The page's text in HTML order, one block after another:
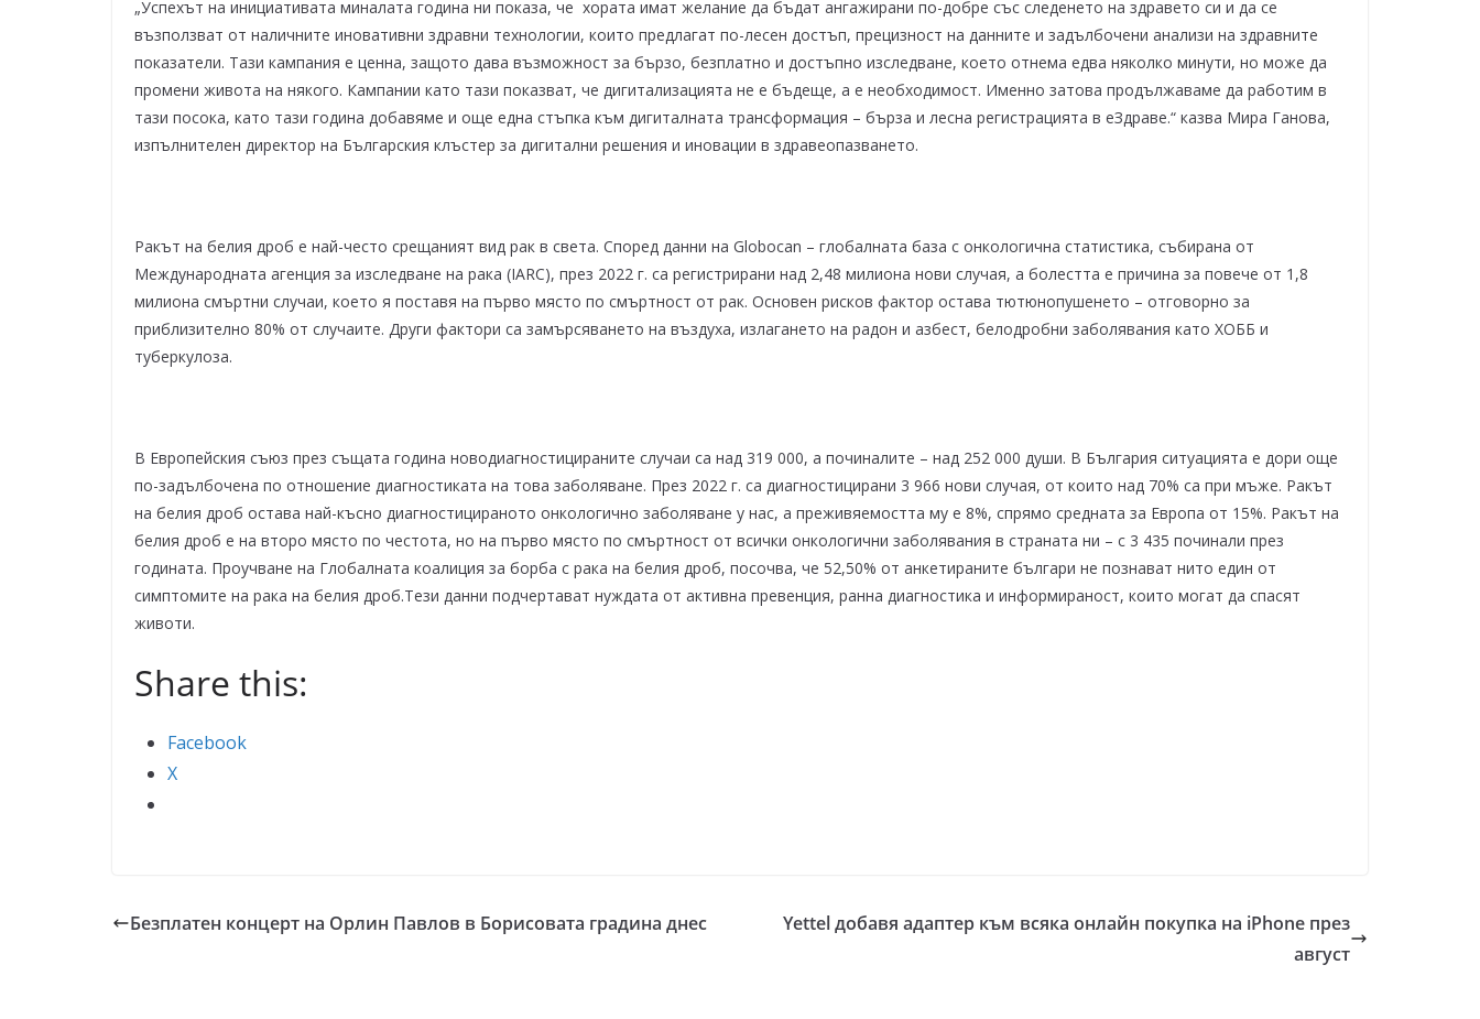
„Успехът на инициативата миналата година ни показа, че хората имат желание да бъдат ангажирани по-добре със следенето на здравето си и да се
възползват от наличните иновативни здравни технологии, които предлагат по-лесен достъп, прецизност на данните и задълбочени анализи на здравните
показатели. Тази кампания е ценна, защото дава възможност за бързо, безплатно и достъпно изследване, което отнема едва няколко минути, но може да
промени живота на някого. Кампании като тази показват, че дигитализацията не е бъдеще, а е необходимост. Именно затова продължаваме да работим в
тази посока, като тази година добавяме и още една стъпка към дигиталната трансформация – бърза и лесна регистрацията в еЗдраве.“ казва Мира Ганова,
изпълнителен директор на Българския клъстер за дигитални решения и иновации в здравеопазването.
Ракът на белия дроб е най-често срещаният вид рак в света. Според данни на Globocan – глобалната база с онкологична статистика, събирана от
Международната агенция за изследване на рака (IARC), през 2022 г. са регистрирани над 2,48 милиона нови случая, а болестта е причина за повече от 1,8
милиона смъртни случаи, което я поставя на първо място по смъртност от рак. Основен рисков фактор остава тютюнопушенето – отговорно за
приблизително 80% от случаите. Други фактори са замърсяването на въздуха, излагането на радон и азбест, белодробни заболявания като ХОББ и
туберкулоза.
В Европейския съюз през същата година новодиагностицираните случаи са над 319 000, а починалите – над 252 000 души. В България ситуацията е дори още
по-задълбочена по отношение диагностиката на това заболяване. През 2022 г. са диагностицирани 3 966 нови случая, от които над 70% са при мъже. Ракът
на белия дроб остава най-късно диагностицираното онкологично заболяване у нас, а преживяемостта му е 8%, спрямо средната за Европа от 15%. Ракът на
белия дроб е на второ място по честота, но на първо място по смъртност от всички онкологични заболявания в страната ни – с 3 435 починали през
годината. Проучване на Глобалната коалиция за борба с рака на белия дроб, посочва, че 52,50% от анкетираните българи не познават нито един от
симптомите на рака на белия дроб.Тези данни подчертават нуждата от активна превенция, ранна диагностика и информираност, които могат да спасят
животи.
Share this:
Facebook
X
Безплатен концерт на Орлин Павлов в Борисовата градина днес
Yettel добавя адаптер към всяка онлайн покупка на iPhone през
август